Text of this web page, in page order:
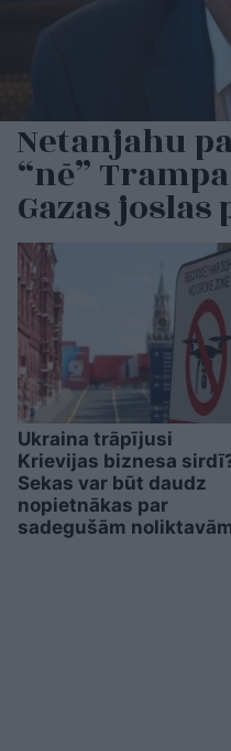
Netanjahu
“nē”
Gazas joslas
Ukraina trāpījusi
Krievijas biznesa
Sekas var būt daudz
nopietnākas par
sadegušām